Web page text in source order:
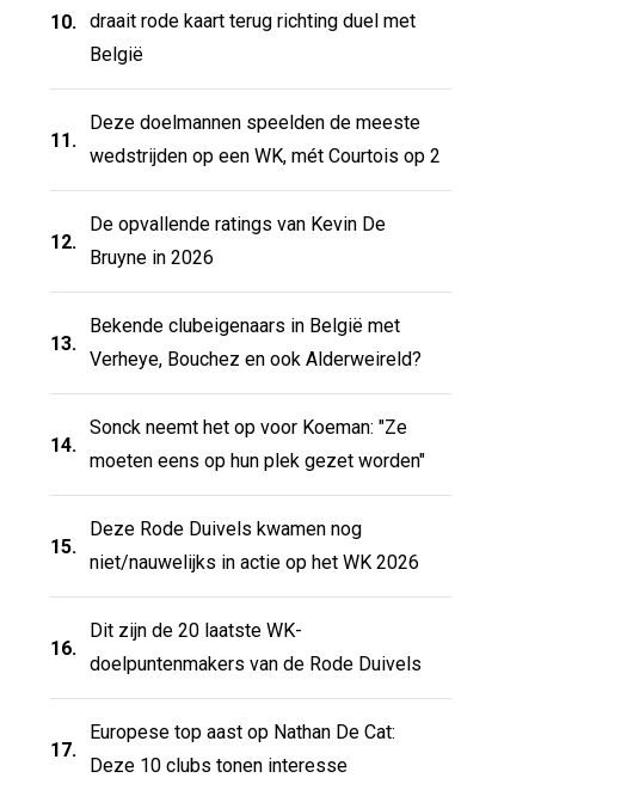
10.
draait rode kaart terug richting duel met
België
11.
Deze doelmannen speelden de meeste
wedstrijden op een WK, mét Courtois op 2
12.
De opvallende ratings van Kevin De
Bruyne in 2026
13.
Bekende clubeigenaars in België met
Verheye, Bouchez en ook Alderweireld?
14.
Sonck neemt het op voor Koeman: "Ze
moeten eens op hun plek gezet worden"
15.
Deze Rode Duivels kwamen nog
niet/nauwelijks in actie op het WK 2026
16.
Dit zijn de 20 laatste WK-
doelpuntenmakers van de Rode Duivels
17.
Europese top aast op Nathan De Cat:
Deze 10 clubs tonen interesse